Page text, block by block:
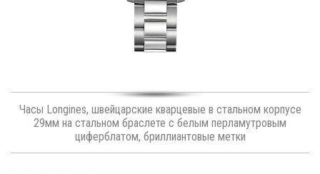
Часы Longines, швейцарские кварцевые в стальном корпусе
29мм на стальном браслете с белым перламутровым
циферблатом, бриллиантовые метки